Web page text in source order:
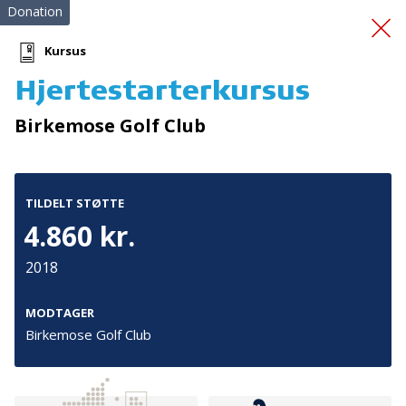
WIFI dukker HLR
Donation
Kursus
Hjertestarterkursus
Birkemose Golf Club
TILDELT STØTTE
4.860 kr.
2018
MODTAGER
Birkemose Golf Club
Tilmeld nyhedsbrev
De seneste nyheder om TrygFondens og TryghedsGruppens
aktiviteter direkte i din indbakke.
Tilmeld